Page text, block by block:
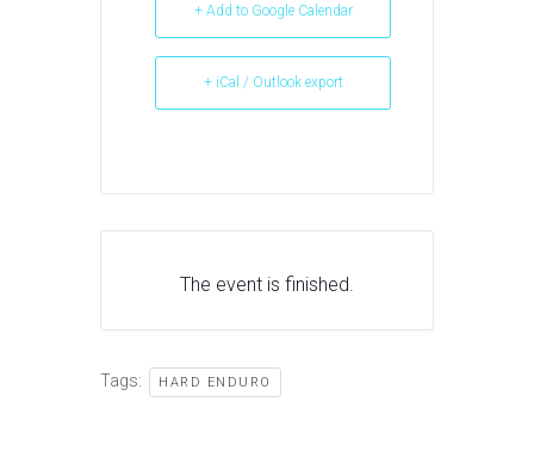
+ Add to Google Calendar
+ iCal / Outlook export
The event is finished.
Tags: HARD ENDURO